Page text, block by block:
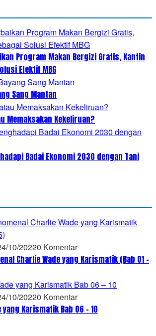
Program Makan Bergizi Gratis, Kantin
Efektif MBG
Sang Mantan
Memaksakan Kekeliruan?
Badai Ekonomi 2030 dengan Tani
10/20220 Komentar
Charlie Wade yang Karismatik (Bab 01 –
10/20220 Komentar
yang Karismatik Bab 06 – 10